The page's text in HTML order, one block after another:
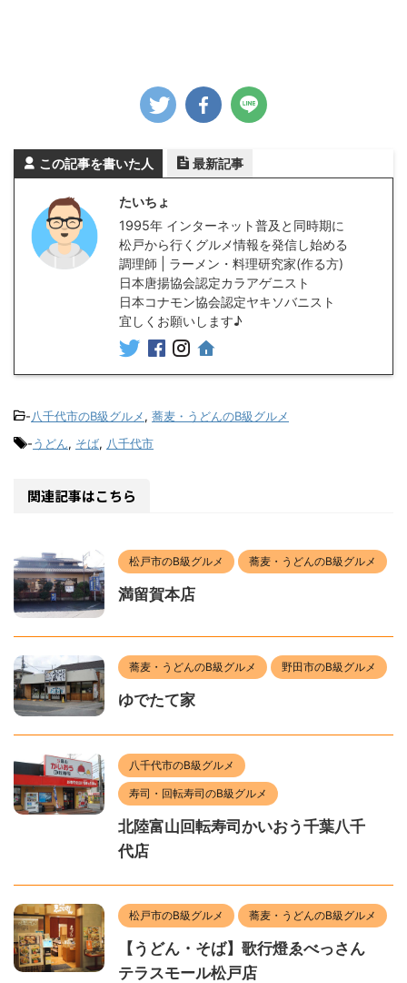
この記事を書いた人 最新記事
たいちょ
1995年 インターネット普及と同時期に
松戸から行くグルメ情報を発信し始める
調理師 | ラーメン・料理研究家(作る方)
日本唐揚協会認定カラアゲニスト
日本コナモン協会認定ヤキソバニスト
宜しくお願いします♪
-八千代市のB級グルメ, 蕎麦・うどんのB級グルメ
-うどん, そば, 八千代市
関連記事はこちら
松戸市のB級グルメ 蕎麦・うどんのB級グルメ
満留賀本店
蕎麦・うどんのB級グルメ 野田市のB級グルメ
ゆでたて家
八千代市のB級グルメ
寿司・回転寿司のB級グルメ
北陸富山回転寿司かいおう千葉八千
代店
松戸市のB級グルメ 蕎麦・うどんのB級グルメ
【うどん・そば】歌行燈ゑべっさん
テラスモール松戸店